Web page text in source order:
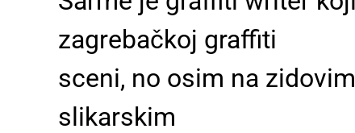
zagrebačkoj graffiti
sceni, no osim na
slikarskim